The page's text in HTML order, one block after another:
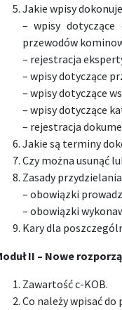
Jakie wpisy
– wpisy dotyczące
przewodów
– rejestracja
– wpisy dotyczące
– wpisy dotyczące
– wpisy dotyczące
– rejestracja
Jakie są terminy
Czy można usunąć
Zasady
– obowiązki
– obowiązki
Kary dla
II – Nowe
Zawartość c-KOB.
Co należy wpisać